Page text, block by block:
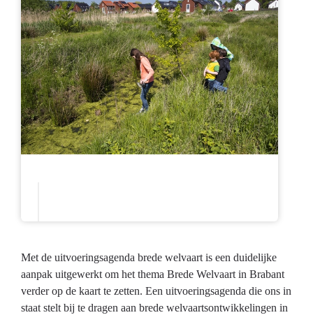
Met de uitvoeringsagenda brede welvaart is een duidelijke
aanpak uitgewerkt om het thema Brede Welvaart in Brabant
verder op de kaart te zetten. Een uitvoeringsagenda die ons in
staat stelt bij te dragen aan brede welvaartsontwikkelingen in